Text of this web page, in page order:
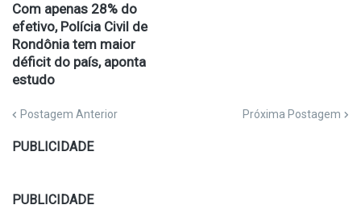
Com apenas 28% do
efetivo, Polícia Civil de
Rondônia tem maior
déficit do país, aponta
estudo
Postagem Anterior Próxima Postagem
PUBLICIDADE
PUBLICIDADE